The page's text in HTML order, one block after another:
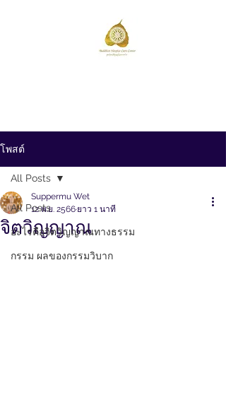
โพสต์
All Posts
อะไรคือจิตวิญญาณทางธรรม
กรรม ผลของกรรมวิบาก
All Posts
จิตวิญญาณ
Suppermu Wet
12 พ.ย. 2566 ยาว 1 นาที